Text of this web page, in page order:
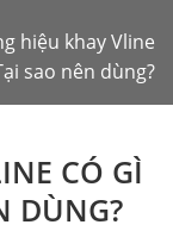
hiệu khay Vline
sao nên dùng?
CÓ GÌ
DÙNG?